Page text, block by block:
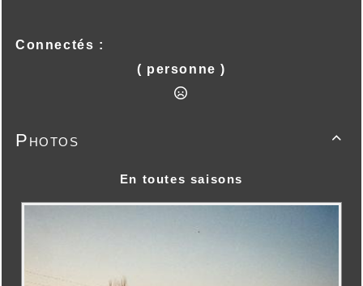
Connectés :
( personne )

Photos
En toutes saisons